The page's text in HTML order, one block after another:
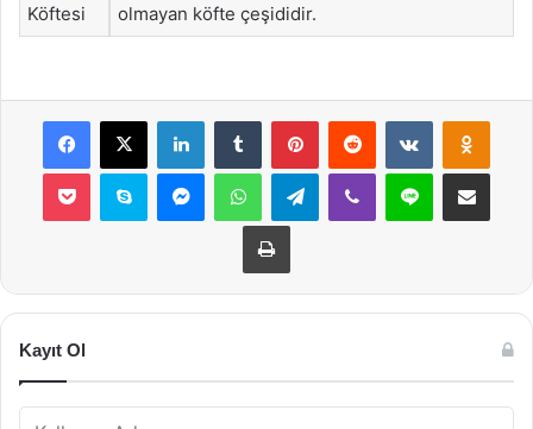
Köftesi
olmayan köfte çeşididir.
Facebook
X LinkedInTumblr PinterestReddit VKontakte
Pocket Skype MessengerWhatsAppTelegramViber Line E-Posta ile
Yazdır
Kayıt Ol